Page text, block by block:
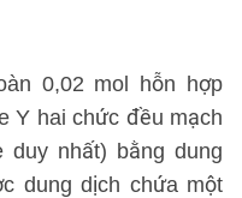
0,02 mol hỗn hợp
Y hai chức đều mạch
nhất) bằng dung
dung dịch chứa một